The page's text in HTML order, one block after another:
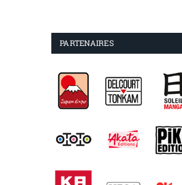
PARTENAIRES